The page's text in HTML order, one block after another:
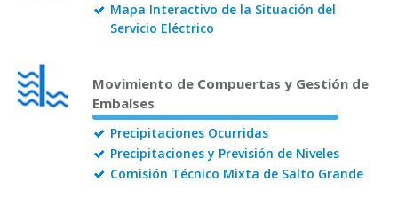
Mapa Interactivo de la Situación del
Servicio Eléctrico
Movimiento de Compuertas y Gestión de
Embalses
Precipitaciones Ocurridas
Precipitaciones y Previsión de Niveles
Comisión Técnico Mixta de Salto Grande